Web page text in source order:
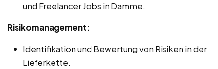
und Freelancer Jobs in Damme.
Risikomanagement:
Identifikation und Bewertung von Risiken in der
Lieferkette.